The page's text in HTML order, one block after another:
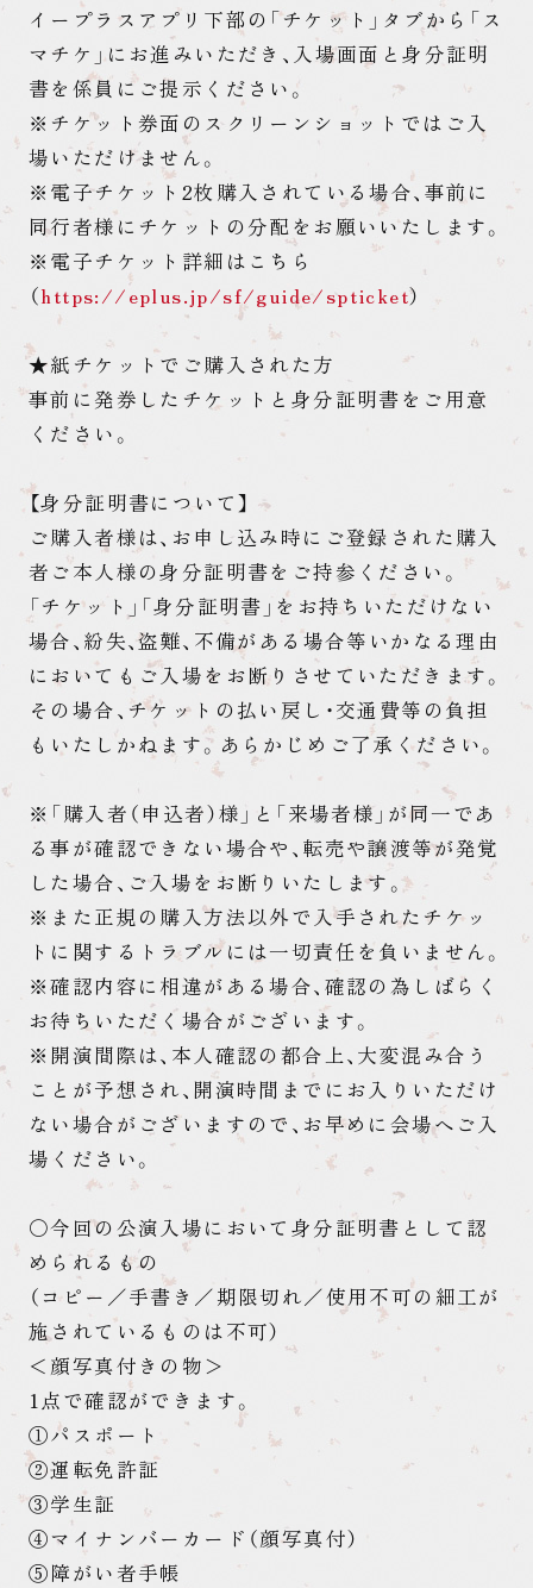
イープラスアプリ下部の「チケット」タブから「ス
マチケ」にお進みいただき、入場画面と身分証明
書を係員にご提示ください。
※チケット券面のスクリーンショットではご入
場いただけません。
※電子チケット2枚購入されている場合、事前に
同行者様にチケットの分配をお願いいたします。
※電子チケット詳細はこちら
（https://eplus.jp/sf/guide/spticket）
★紙チケットでご購入された方
事前に発券したチケットと身分証明書をご用意
ください。
【身分証明書について】
ご購入者様は、お申し込み時にご登録された購入
者ご本人様の身分証明書をご持参ください。
「チケット」「身分証明書」をお持ちいただけない
場合、紛失、盗難、不備がある場合等いかなる理由
においてもご入場をお断りさせていただきます。
その場合、チケットの払い戻し・交通費等の負担
もいたしかねます。あらかじめご了承ください。
※「購入者（申込者）様」と「来場者様」が同一であ
る事が確認できない場合や、転売や譲渡等が発覚
した場合、ご入場をお断りいたします。
※また正規の購入方法以外で入手されたチケッ
トに関するトラブルには一切責任を負いません。
※確認内容に相違がある場合、確認の為しばらく
お待ちいただく場合がございます。
※開演間際は、本人確認の都合上、大変混み合う
ことが予想され、開演時間までにお入りいただけ
ない場合がございますので、お早めに会場へご入
場ください。
〇今回の公演入場において身分証明書として認
められるもの
（コピー／手書き／期限切れ／使用不可の細工が
施されているものは不可）
＜顔写真付きの物＞
1点で確認ができます。
①パスポート
②運転免許証
③学生証
④マイナンバーカード（顔写真付）
⑤障がい者手帳